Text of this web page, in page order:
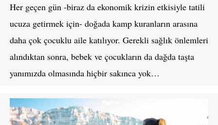
Her geçen gün -biraz da ekonomik krizin etkisiyle tatili
ucuza getirmek için- doğada kamp kuranların arasına
daha çok çocuklu aile katılıyor. Gerekli sağlık önlemleri
alındıktan sonra, bebek ve çocukların da dağda taşta
yanımızda olmasında hiçbir sakınca yok…